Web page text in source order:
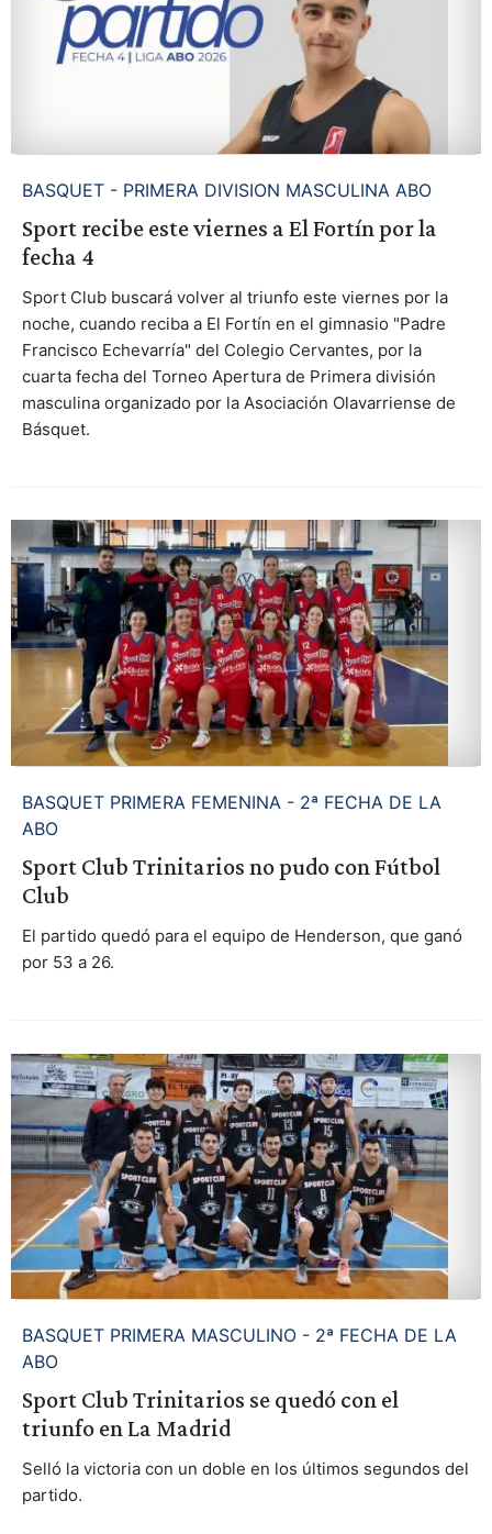
BASQUET - PRIMERA DIVISION MASCULINA ABO
Sport recibe este viernes a El Fortín por la
fecha 4
Sport Club buscará volver al triunfo este viernes por la
noche, cuando reciba a El Fortín en el gimnasio "Padre
Francisco Echevarría" del Colegio Cervantes, por la
cuarta fecha del Torneo Apertura de Primera división
masculina organizado por la Asociación Olavarriense de
Básquet.
BASQUET PRIMERA FEMENINA - 2ª FECHA DE LA
ABO
Sport Club Trinitarios no pudo con Fútbol
Club
El partido quedó para el equipo de Henderson, que ganó
por 53 a 26.
BASQUET PRIMERA MASCULINO - 2ª FECHA DE LA
ABO
Sport Club Trinitarios se quedó con el
triunfo en La Madrid
Selló la victoria con un doble en los últimos segundos del
partido.